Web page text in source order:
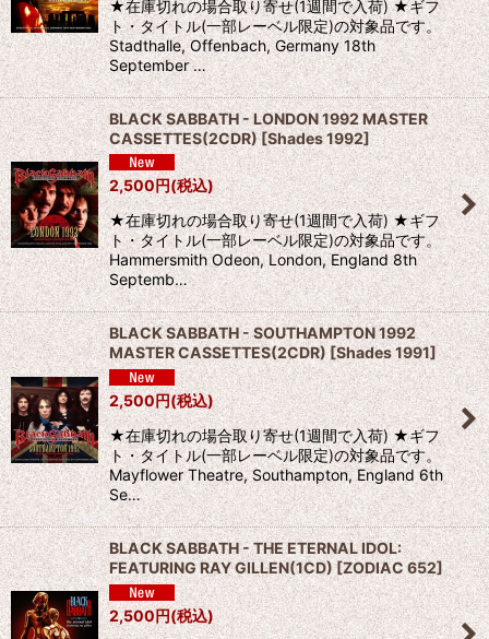
★在庫切れの場合取り寄せ(1週間で入荷) ★ギフ
ト・タイトル(一部レーベル限定)の対象品です。
Stadthalle, Offenbach, Germany 18th
September …
BLACK SABBATH - LONDON 1992 MASTER
CASSETTES(2CDR)[Shades 1992]
2,500円(税込)
★在庫切れの場合取り寄せ(1週間で入荷) ★ギフ
ト・タイトル(一部レーベル限定)の対象品です。
Hammersmith Odeon, London, England 8th
Septemb…
BLACK SABBATH - SOUTHAMPTON 1992
MASTER CASSETTES(2CDR)[Shades 1991]
2,500円(税込)
★在庫切れの場合取り寄せ(1週間で入荷) ★ギフ
ト・タイトル(一部レーベル限定)の対象品です。
Mayflower Theatre, Southampton, England 6th
Se…
BLACK SABBATH - THE ETERNAL IDOL:
FEATURING RAY GILLEN(1CD)[ZODIAC 652]
2,500円(税込)